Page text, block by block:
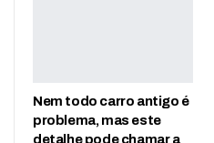
Nem todo carro antigo é
problema, mas este
detalhe pode chamar a